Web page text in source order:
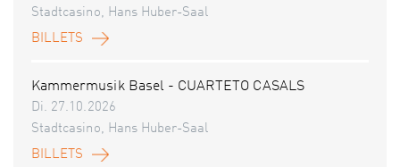
Stadtcasino, Hans Huber-Saal
BILLETS
Kammermusik Basel - CUARTETO CASALS
Di. 27.10.2026
Stadtcasino, Hans Huber-Saal
BILLETS